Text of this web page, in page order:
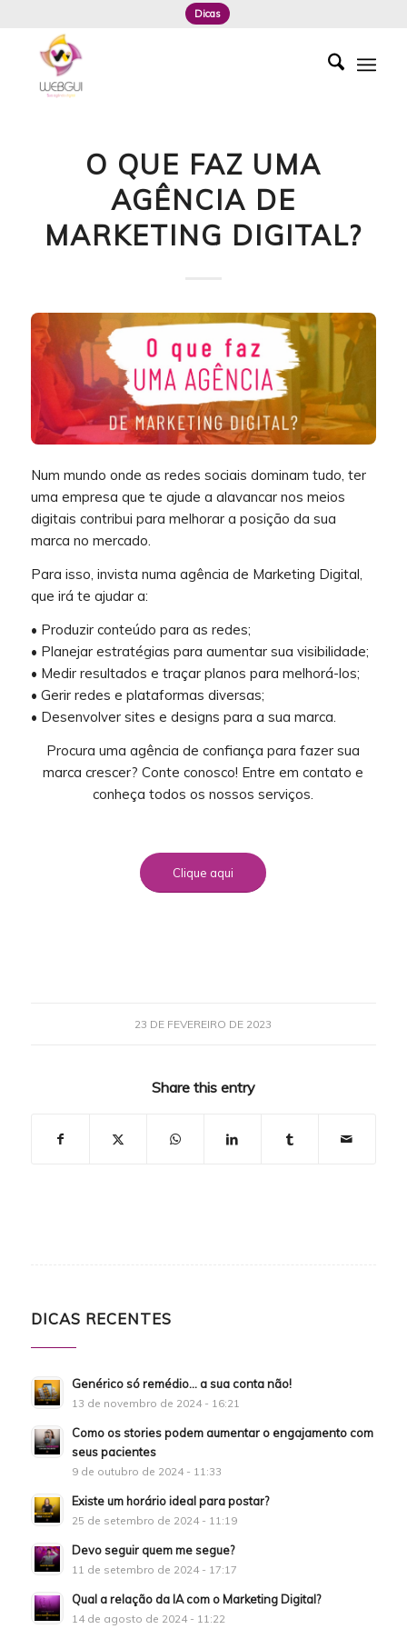
Dicas
O QUE FAZ UMA
AGÊNCIA DE
MARKETING DIGITAL?
Num mundo onde as redes sociais dominam tudo, ter
uma empresa que te ajude a alavancar nos meios
digitais contribui para melhorar a posição da sua
marca no mercado.
Para isso, invista numa agência de Marketing Digital,
que irá te ajudar a:
• Produzir conteúdo para as redes;
• Planejar estratégias para aumentar sua visibilidade;
• Medir resultados e traçar planos para melhorá-los;
• Gerir redes e plataformas diversas;
• Desenvolver sites e designs para a sua marca.
Procura uma agência de confiança para fazer sua
marca crescer? Conte conosco! Entre em contato e
conheça todos os nossos serviços.
Clique aqui
23 DE FEVEREIRO DE 2023
Share this entry
DICAS RECENTES
Genérico só remédio… a sua conta não!
13 de novembro de 2024 - 16:21
Como os stories podem aumentar o engajamento com
seus pacientes
9 de outubro de 2024 - 11:33
Existe um horário ideal para postar?
25 de setembro de 2024 - 11:19
Devo seguir quem me segue?
11 de setembro de 2024 - 17:17
Qual a relação da IA com o Marketing Digital?
14 de agosto de 2024 - 11:22